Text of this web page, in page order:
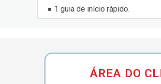
● 1 guia de início rápido.
ÁREA DO